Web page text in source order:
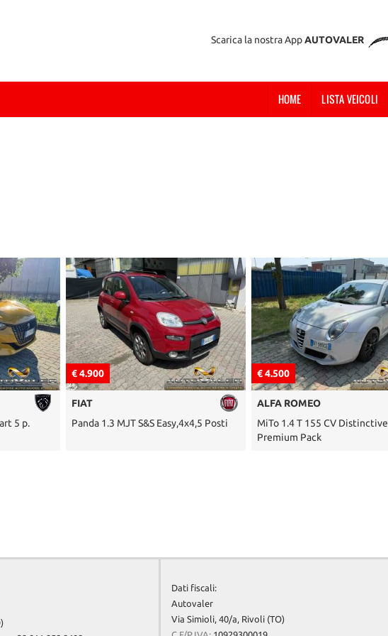
Scarica la nostra AppAUTOVALER
HOME LISTA VEICOLI
5 p.
€ 4.900
FIAT
Panda 1.3 MJT S&S Easy,4x4,5 Posti
€ 4.500
ALFA ROMEO
MiTo 1.4 T 155 CV Distinctive
Premium Pack
Dati fiscali:
Autovaler
Via Simioli, 40/a, Rivoli (TO)